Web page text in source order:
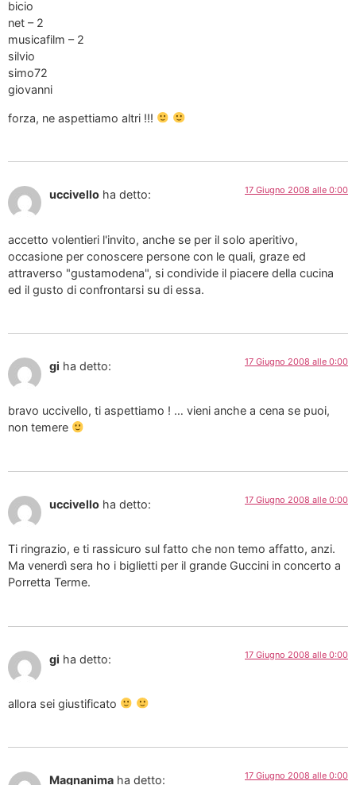
bicio
net – 2
musicafilm – 2
silvio
simo72
giovanni
forza, ne aspettiamo altri !!!
uccivello ha detto: 17 Giugno 2008 alle 0:00
accetto volentieri l'invito, anche se per il solo aperitivo,
occasione per conoscere persone con le quali, graze ed
attraverso "gustamodena", si condivide il piacere della cucina
ed il gusto di confrontarsi su di essa.
gi ha detto: 17 Giugno 2008 alle 0:00
bravo uccivello, ti aspettiamo ! … vieni anche a cena se puoi,
non temere
uccivello ha detto: 17 Giugno 2008 alle 0:00
Ti ringrazio, e ti rassicuro sul fatto che non temo affatto, anzi.
Ma venerdì sera ho i biglietti per il grande Guccini in concerto a
Porretta Terme.
gi ha detto: 17 Giugno 2008 alle 0:00
allora sei giustificato
Magnanima ha detto: 17 Giugno 2008 alle 0:00